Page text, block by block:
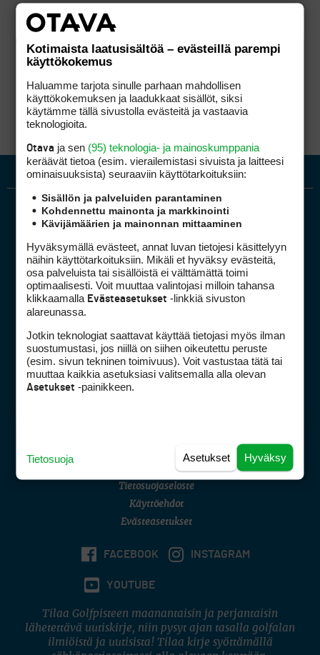
Golfpiste mediakortti
Golfpisteen yhteystiedot
DSA avoimuusraportti
Asiakaspalvelu
(digi) digi@otavamedia.fi
Tietosuojaseloste
Käyttöehdot
Evästeasetukset
FACEBOOK INSTAGRAM
YOUTUBE
Tilaa Golfpisteen maanantaisin ja perjantaisin
lähetettävä uutiskirje, niin pysyt ajan tasalla golfalan
ilmiöistä ja uutisista! Tilaa kirje syöttämällä
Kotimaista laatusisältöä – evästeillä parempi
käyttökokemus
Haluamme tarjota sinulle parhaan mahdollisen
käyttökokemuksen ja laadukkaat sisällöt, siksi
käytämme tällä sivustolla evästeitä ja vastaavia
teknologioita.
Otava ja sen (95) teknologia- ja mainoskumppania
keräävät tietoa (esim. vierailemis­tasi sivuista ja laitteesi
ominaisuuk­sista) seuraaviin käyttötarkoituksiin:
Sisällön ja palveluiden parantaminen
Kohdennettu mainonta ja markkinointi
Kävijämäärien ja mainonnan mittaaminen
Hyväksymällä evästeet, annat luvan tietojesi käsittelyyn
näihin käyttötarkoituksiin. Mikäli et hyväksy evästeitä,
osa palveluista tai sisällöistä ei välttämättä toimi
optimaalisesti. Voit muuttaa valintojasi milloin tahansa
klikkaamalla Evästeasetukset -linkkiä sivuston
alareunassa.
Jotkin teknologiat saattavat käyttää tietojasi myös ilman
suostumustasi, jos niillä on siihen oikeutettu peruste
(esim. sivun tekninen toimivuus). Voit vastustaa tätä tai
muuttaa kaikkia asetuksiasi valitsemalla alla olevan
Asetukset -painikkeen.
Hyväksy
Asetukset
Tietosuoja